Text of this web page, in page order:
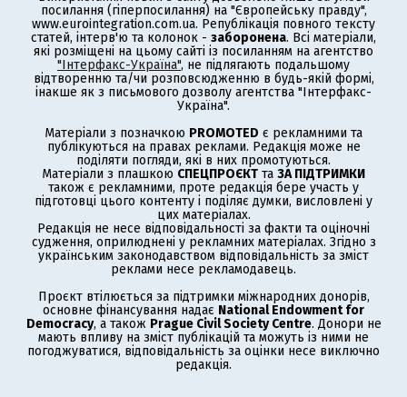
посилання (гіперпосилання) на "Європейську правду",
www.eurointegration.com.ua. Републікація повного тексту
статей, інтерв'ю та колонок - заборонена. Всі матеріали,
які розміщені на цьому сайті із посиланням на агентство
"Інтерфакс-Україна", не підлягають подальшому
відтворенню та/чи розповсюдженню в будь-якій формі,
інакше як з письмового дозволу агентства "Інтерфакс-
Україна".
Матеріали з позначкою PROMOTED є рекламними та
публікуються на правах реклами. Редакція може не
поділяти погляди, які в них промотуються.
Матеріали з плашкою СПЕЦПРОЄКТ та ЗА ПІДТРИМКИ
також є рекламними, проте редакція бере участь у
підготовці цього контенту і поділяє думки, висловлені у
цих матеріалах.
Редакція не несе відповідальності за факти та оціночні
судження, оприлюднені у рекламних матеріалах. Згідно з
українським законодавством відповідальність за зміст
реклами несе рекламодавець.
Проєкт втілюється за підтримки міжнародних донорів,
основне фінансування надає National Endowment for
Democracy, а також Prague Civil Society Centre. Донори не
мають впливу на зміст публікацій та можуть із ними не
погоджуватися, відповідальність за оцінки несе виключно
редакція.